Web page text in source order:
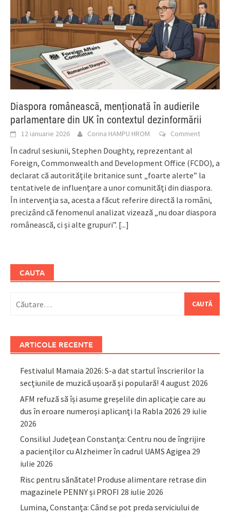
Diaspora românească, menționată în audierile
parlamentare din UK în contextul dezinformării
12 ianuarie 2026 Corina HAMPU HROM Comment
În cadrul sesiunii, Stephen Doughty, reprezentant al
Foreign, Commonwealth and Development Office (FCDO), a
declarat că autoritățile britanice sunt „foarte alerte” la
tentativele de influențare a unor comunități din diaspora.
În intervenția sa, acesta a făcut referire directă la români,
precizând că fenomenul analizat vizează „nu doar diaspora
românească, ci și alte grupuri”. [...]
CAUTA
după:
ARTICOLE RECENTE
Festivalul Mamaia 2026: S-a dat startul înscrierilor la
secțiunile de muzică ușoară și populară! 4 august 2026
AFM refuză să își asume greșelile din aplicație care au
dus în eroare numeroși aplicanți la Rabla 2026 29 iulie
2026
Consiliul Județean Constanța: Centru nou de îngrijire
a pacienților cu Alzheimer în cadrul UAMS Agigea 29
iulie 2026
Risc pentru sănătate! Produse alimentare retrase din
magazinele PENNY și PROFI 28 iulie 2026
Lumina, Constanța: Când se pot preda serviciului de